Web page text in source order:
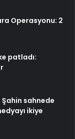
Operasyonu: 2
patladı:
Şahin sahnede
ikiye